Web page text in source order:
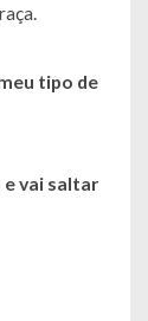
tipo de
e vai saltar